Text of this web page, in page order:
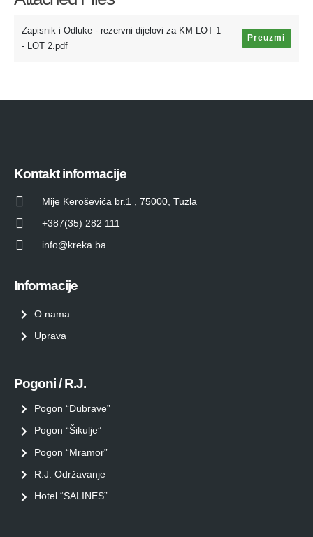
Zapisnik i Odluke - rezervni dijelovi za KM LOT 1
- LOT 2.pdf
Preuzmi
Kontakt informacije
Mije Keroševića br.1 , 75000, Tuzla
+387(35) 282 111
info@kreka.ba
Informacije
O nama
Uprava
Pogoni / R.J.
Pogon “Dubrave”
Pogon “Šikulje”
Pogon “Mramor”
R.J. Održavanje
Hotel “SALINES”